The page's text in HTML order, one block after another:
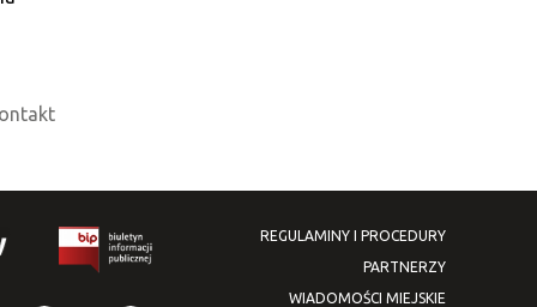
REGULAMINY I PROCEDURY
PARTNERZY
WIADOMOŚCI MIEJSKIE